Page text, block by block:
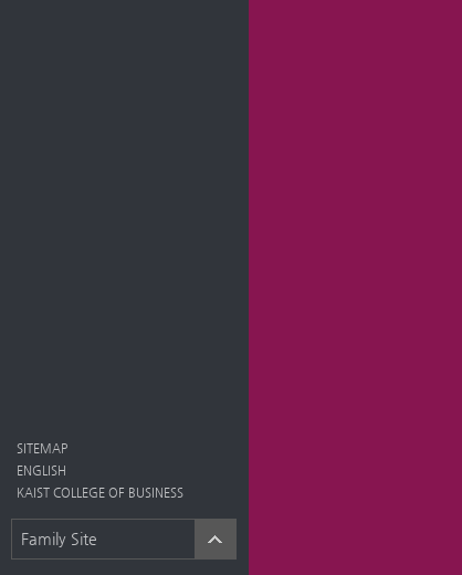
SITEMAP
ENGLISH
KAIST COLLEGE OF BUSINESS
Family Site